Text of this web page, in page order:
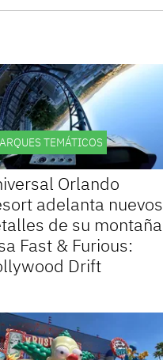
TEMÁTICOS
Orlando
adelanta nuevos
de su montaña
Fast & Furious:
Drift